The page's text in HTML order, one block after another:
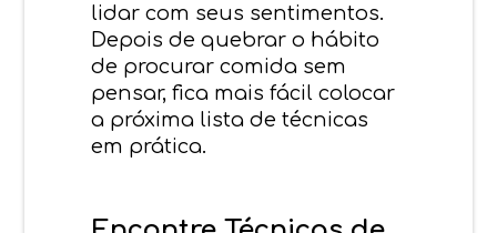
lidar com seus sentimentos.
Depois de quebrar o hábito
de procurar comida sem
pensar, fica mais fácil colocar
a próxima lista de técnicas
em prática.